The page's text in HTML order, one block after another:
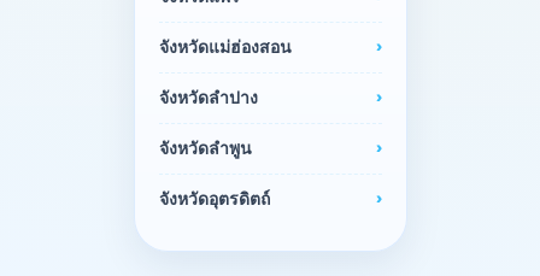
จังหวัดแม่ฮ่องสอน
จังหวัดลำปาง
จังหวัดลำพูน
จังหวัดอุตรดิตถ์